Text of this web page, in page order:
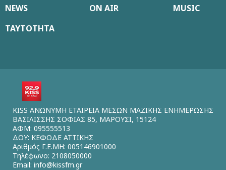
NEWS ON AIR
MUSIC
ΤΑΥΤΟΤΗΤΑ
KISS ΑΝΩΝΥΜΗ ΕΤΑΙΡΕΙΑ ΜΕΣΩΝ ΜΑΖΙΚΗΣ ΕΝΗΜΕΡΩΣΗΣ
ΒΑΣΙΛΙΣΣΗΣ ΣΟΦΙΑΣ 85, ΜΑΡΟΥΣΙ, 15124
ΑΦΜ: 095555513
ΔΟΥ: ΚΕΦΟΔΕ ΑΤΤΙΚΗΣ
Αριθμός Γ.Ε.ΜΗ: 005146901000
Τηλέφωνο: 2108050000
Email: info@kissfm.gr